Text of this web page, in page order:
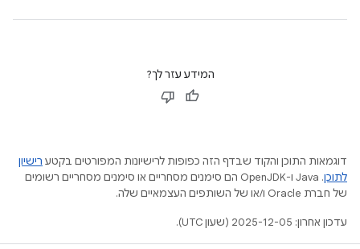
המידע עזר לך?
דוגמאות התוכן והקוד שבדף הזה כפופות לרישיונות המפורטים בקטע רישיון
לתוכן
.‏ Java ו-OpenJDK הם סימנים מסחריים או סימנים מסחריים רשומים
של חברת Oracle ו/או של השותפים העצמאיים שלה.
עדכון אחרון: 2025-12-05 (שעון UTC).